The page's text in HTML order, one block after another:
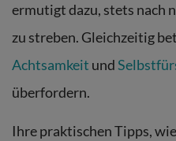
ermutigt dazu, stets nach
zu streben. Gleichzeitig
Achtsamkeit und
überfordern.
Ihre praktischen Tipps,